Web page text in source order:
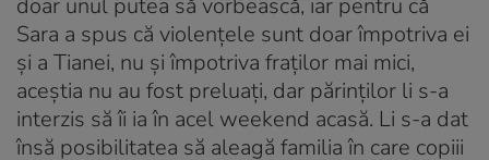
doar unul putea să vorbească, iar pentru că
Sara a spus că violențele sunt doar împotriva ei
și a Tianei, nu și împotriva fraților mai mici,
aceștia nu au fost preluați, dar părinților li s-a
interzis să îi ia în acel weekend acasă. Li s-a dat
însă posibilitatea să aleagă familia în care copiii